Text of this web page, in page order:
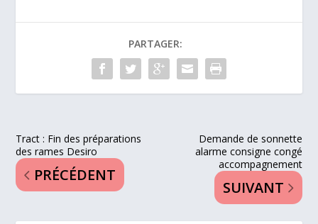
PARTAGER:
Tract : Fin des préparations
des rames Desiro
PRÉCÉDENT
Demande de sonnette
alarme consigne congé
accompagnement
SUIVANT